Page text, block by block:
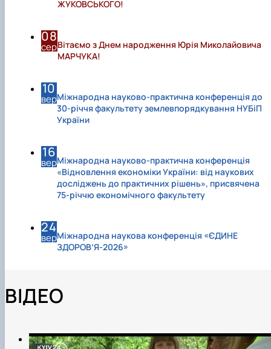
ЖУКОВСЬКОГО!
08
серВітаємо з Днем народження Юрія Миколайовича
МАРЧУКА!
10
верМіжнародна науково-практична конференція до
30-річчя факультету землевпорядкування НУБіП
України
16
верМіжнародна науково-практична конференція
«Відновлення економіки України: від наукових
досліджень до практичних рішень», присвячена
75-річчю економічного факультету
24
верМіжнародна наукова конференція «ЄДИНЕ
ЗДОРОВ’Я-2026»
ВІДЕО